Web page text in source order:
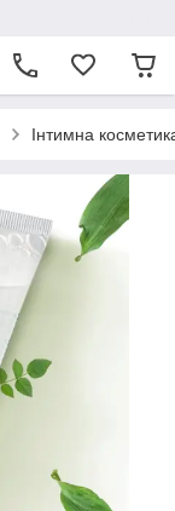
Інтимна